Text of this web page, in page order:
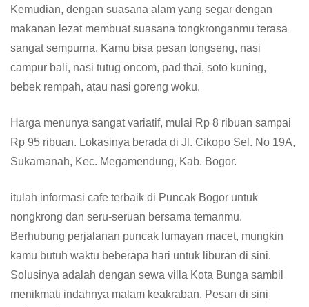
Kemudian, dengan suasana alam yang segar dengan
makanan lezat membuat suasana tongkronganmu terasa
sangat sempurna. Kamu bisa pesan tongseng, nasi
campur bali, nasi tutug oncom, pad thai, soto kuning,
bebek rempah, atau nasi goreng woku.
Harga menunya sangat variatif, mulai Rp 8 ribuan sampai
Rp 95 ribuan. Lokasinya berada di Jl. Cikopo Sel. No 19A,
Sukamanah, Kec. Megamendung, Kab. Bogor.
itulah informasi cafe terbaik di Puncak Bogor untuk
nongkrong dan seru-seruan bersama temanmu.
Berhubung perjalanan puncak lumayan macet, mungkin
kamu butuh waktu beberapa hari untuk liburan di sini.
Solusinya adalah dengan sewa villa Kota Bunga sambil
menikmati indahnya malam keakraban. Pesan di sini